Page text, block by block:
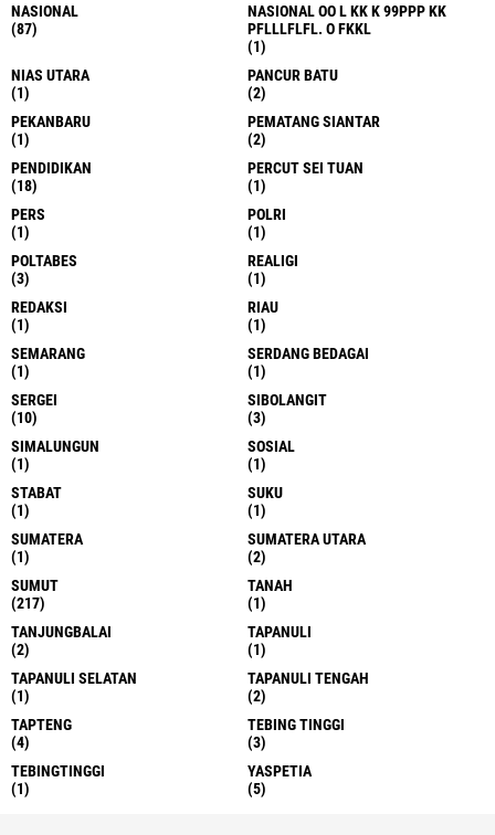
NASIONAL
(87)
NASIONAL OO L KK K 99PPP KK
PFLLLFLFL. O FKKL
(1)
NIAS UTARA
(1)
PANCUR BATU
(2)
PEKANBARU
(1)
PEMATANG SIANTAR
(2)
PENDIDIKAN
(18)
PERCUT SEI TUAN
(1)
PERS
(1)
POLRI
(1)
POLTABES
(3)
REALIGI
(1)
REDAKSI
(1)
RIAU
(1)
SEMARANG
(1)
SERDANG BEDAGAI
(1)
SERGEI
(10)
SIBOLANGIT
(3)
SIMALUNGUN
(1)
SOSIAL
(1)
STABAT
(1)
SUKU
(1)
SUMATERA
(1)
SUMATERA UTARA
(2)
SUMUT
(217)
TANAH
(1)
TANJUNGBALAI
(2)
TAPANULI
(1)
TAPANULI SELATAN
(1)
TAPANULI TENGAH
(2)
TAPTENG
(4)
TEBING TINGGI
(3)
TEBINGTINGGI
(1)
YASPETIA
(5)